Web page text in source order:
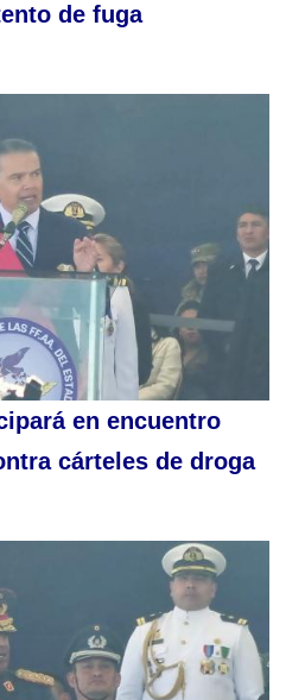
de fuga
en encuentro
cárteles de droga